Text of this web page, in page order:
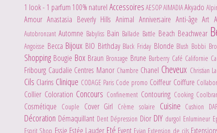
1 look - 1 parfum 100% naturel Accessoires AESOPAIMADIAAkyado
Amour Anastasia Beverly HillsAnimal Anniversaire Anti-âgeArt
Autobronzant Automne Babyliss Bain Ballade Battle Beach Beachwear
Angoisse Becca Bijoux BIO Birthday Black Friday Blonde Blush Bobbi
Shopping Bougie Box Braun Bronzage Brune Burberry Café Californie
Fribourg Caudalie Centres Manor Chambre Chanel Cheveux Christian
Cils Clarins Clinique CODAGE Paris Code promo Coiffeur Coiffure
Collier Coloration Concours Confinement Contouring Cooking
Cosmétique Couple Cover Girl Crème solaire Cuisine Cushion
Décoration Démaquillant Dent Dépression Dior DIY durgol Enlumineur
Esprit Shop Essie Estée Lauder Eté Event Evian Extension de cils